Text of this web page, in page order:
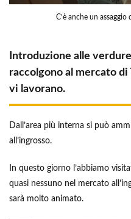
C’è anche un assaggio
Introduzione alle
raccolgono al mercato di
vi lavorano.
Dall’area più interna si può
all’ingrosso.
In questo giorno l’abbiamo
quasi nessuno nel mercato
sarà molto animato.